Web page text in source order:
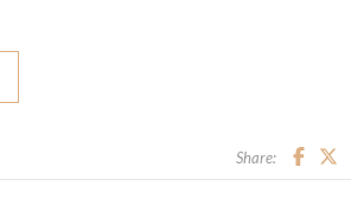
Share: